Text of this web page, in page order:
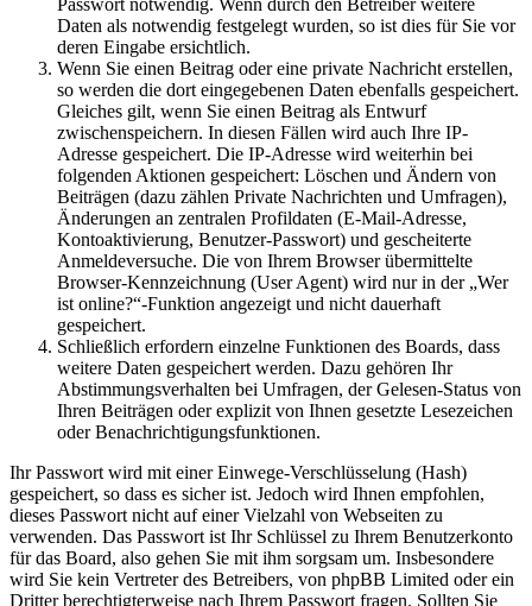
Daten als notwendig festgelegt wurden, so ist dies für Sie vor
deren Eingabe ersichtlich.
Wenn Sie einen Beitrag oder eine private Nachricht erstellen,
so werden die dort eingegebenen Daten ebenfalls gespeichert.
Gleiches gilt, wenn Sie einen Beitrag als Entwurf
zwischenspeichern. In diesen Fällen wird auch Ihre IP-
Adresse gespeichert. Die IP-Adresse wird weiterhin bei
folgenden Aktionen gespeichert: Löschen und Ändern von
Beiträgen (dazu zählen Private Nachrichten und Umfragen),
Änderungen an zentralen Profildaten (E-Mail-Adresse,
Kontoaktivierung, Benutzer-Passwort) und gescheiterte
Anmeldeversuche. Die von Ihrem Browser übermittelte
Browser-Kennzeichnung (User Agent) wird nur in der „Wer
ist online?“-Funktion angezeigt und nicht dauerhaft
gespeichert.
Schließlich erfordern einzelne Funktionen des Boards, dass
weitere Daten gespeichert werden. Dazu gehören Ihr
Abstimmungsverhalten bei Umfragen, der Gelesen-Status von
Ihren Beiträgen oder explizit von Ihnen gesetzte Lesezeichen
oder Benachrichtigungsfunktionen.
Ihr Passwort wird mit einer Einwege-Verschlüsselung (Hash)
gespeichert, so dass es sicher ist. Jedoch wird Ihnen empfohlen,
dieses Passwort nicht auf einer Vielzahl von Webseiten zu
verwenden. Das Passwort ist Ihr Schlüssel zu Ihrem Benutzerkonto
für das Board, also gehen Sie mit ihm sorgsam um. Insbesondere
wird Sie kein Vertreter des Betreibers, von phpBB Limited oder ein
Dritter berechtigterweise nach Ihrem Passwort fragen. Sollten Sie